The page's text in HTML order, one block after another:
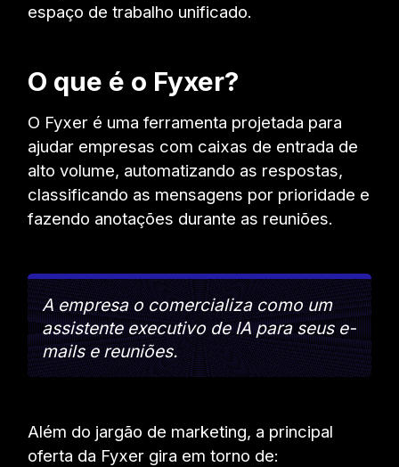
espaço de trabalho unificado.
O que é o Fyxer?
O Fyxer é uma ferramenta projetada para
ajudar empresas com caixas de entrada de
alto volume, automatizando as respostas,
classificando as mensagens por prioridade e
fazendo anotações durante as reuniões.
A empresa o comercializa como um
assistente executivo de IA para seus e-
mails e reuniões.
Além do jargão de marketing, a principal
oferta da Fyxer gira em torno de: